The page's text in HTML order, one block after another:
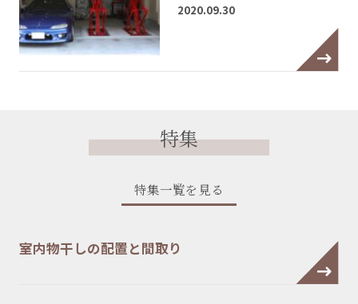
2020.09.30
特集
特集一覧を見る
室内物干しの配置と間取り